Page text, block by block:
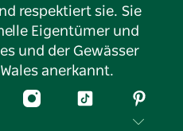
respektiert sie. Sie
Eigentümer und
und der Gewässer
anerkannt.
InstagramTikTok